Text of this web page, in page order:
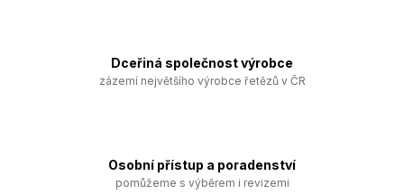
Dceřiná společnost výrobce
zázemí největšího výrobce řetězů v ČR
Osobní přístup a poradenství
pomůžeme s výběrem i revizemi